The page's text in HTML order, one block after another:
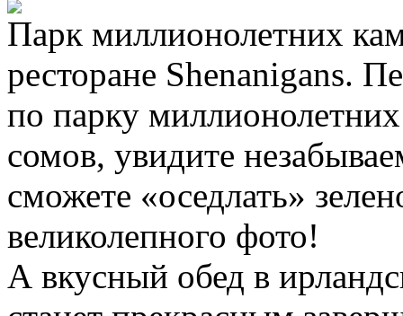
Парк миллионолетних
ресторане Shenanigans.
по парку
сомов, увидите
сможете «оседлать»
великолепного фото!
А вкусный обед в